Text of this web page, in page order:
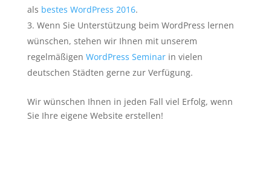
als bestes WordPress 2016.
Wenn Sie Unterstützung beim WordPress lernen
wünschen, stehen wir Ihnen mit unserem
regelmäßigen WordPress Seminarin vielen
deutschen Städten gerne zur Verfügung.
Wir wünschen Ihnen in jeden Fall viel Erfolg, wenn
Sie Ihre eigene Website erstellen!